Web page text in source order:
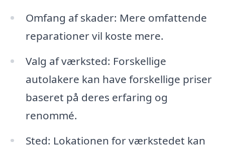
Omfang af skader: Mere omfattende
reparationer vil koste mere.
Valg af værksted: Forskellige
autolakere kan have forskellige priser
baseret på deres erfaring og
renommé.
Sted: Lokationen for værkstedet kan